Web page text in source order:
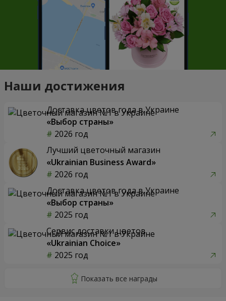
Наши достижения
Доставка цветов года в Украине
«Выбор страны»
2026 год
Лучший цветочный магазин
«Ukrainian Business Award»
2026 год
Доставка цветов года в Украине
«Выбор страны»
2025 год
Сервис доставки цветов
«Ukrainian Choice»
2025 год